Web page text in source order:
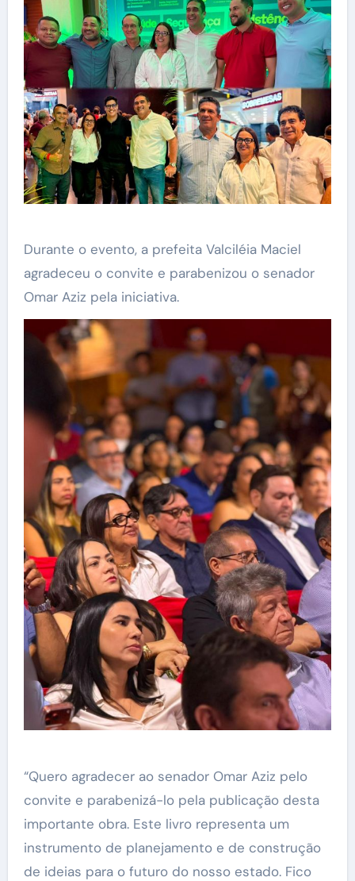
Durante o evento, a prefeita Valciléia Maciel
agradeceu o convite e parabenizou o senador
Omar Aziz pela iniciativa.
“Quero agradecer ao senador Omar Aziz pelo
convite e parabenizá-lo pela publicação desta
importante obra. Este livro representa um
instrumento de planejamento e de construção
de ideias para o futuro do nosso estado. Fico